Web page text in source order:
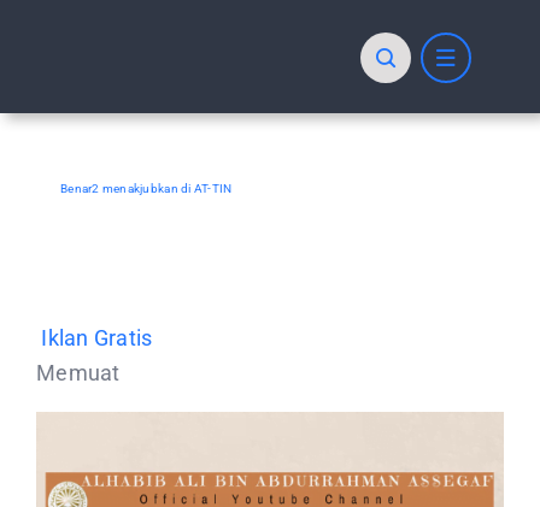
Benar2 menakjubkan di AT-TIN
Iklan Gratis
Memuat